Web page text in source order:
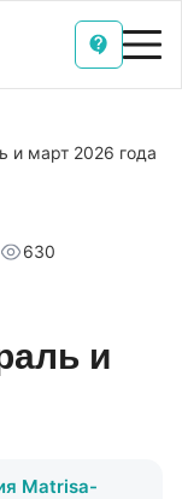
и март 2026 года
630
и
Matrisa-